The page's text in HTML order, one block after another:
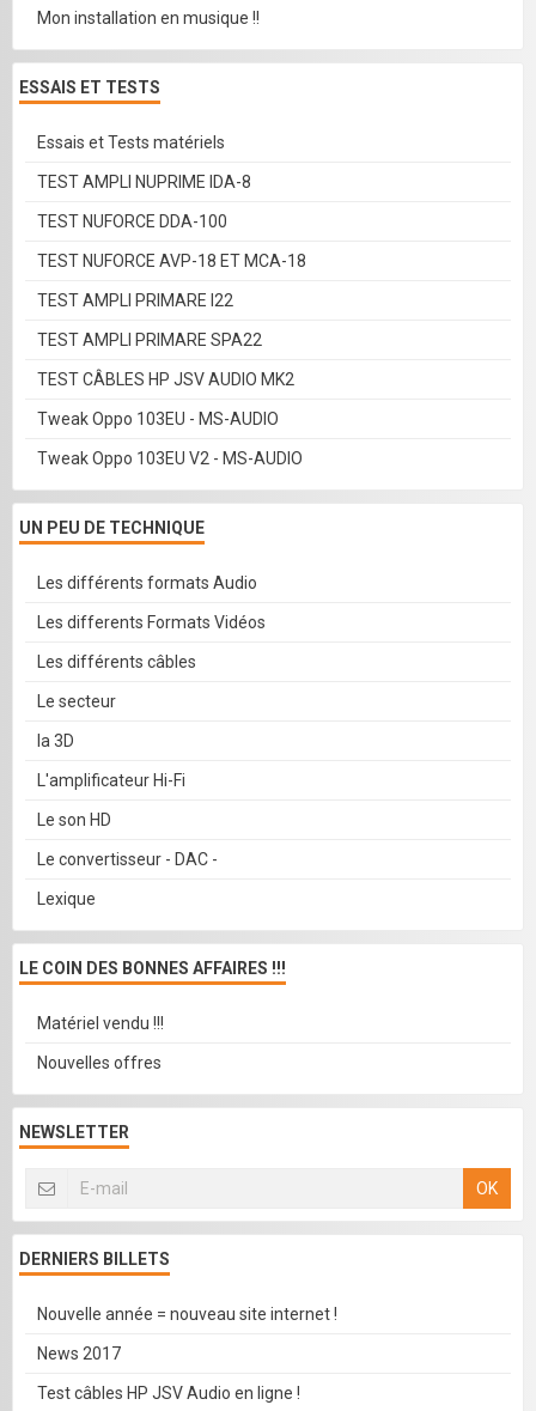
Mon installation en musique !!
ESSAIS ET TESTS
Essais et Tests matériels
TEST AMPLI NUPRIME IDA-8
TEST NUFORCE DDA-100
TEST NUFORCE AVP-18 ET MCA-18
TEST AMPLI PRIMARE I22
TEST AMPLI PRIMARE SPA22
TEST CÂBLES HP JSV AUDIO MK2
Tweak Oppo 103EU - MS-AUDIO
Tweak Oppo 103EU V2 - MS-AUDIO
UN PEU DE TECHNIQUE
Les différents formats Audio
Les differents Formats Vidéos
Les différents câbles
Le secteur
la 3D
L'amplificateur Hi-Fi
Le son HD
Le convertisseur - DAC -
Lexique
LE COIN DES BONNES AFFAIRES !!!
Matériel vendu !!!
Nouvelles offres
NEWSLETTER
OK
DERNIERS BILLETS
Nouvelle année = nouveau site internet !
News 2017
Test câbles HP JSV Audio en ligne !